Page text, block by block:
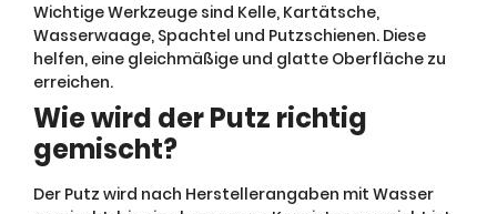
Wichtige Werkzeuge sind Kelle, Kartätsche,
Wasserwaage, Spachtel und Putzschienen. Diese
helfen, eine gleichmäßige und glatte Oberfläche zu
erreichen.
Wie wird der Putz richtig
gemischt?
Der Putz wird nach Herstellerangaben mit Wasser